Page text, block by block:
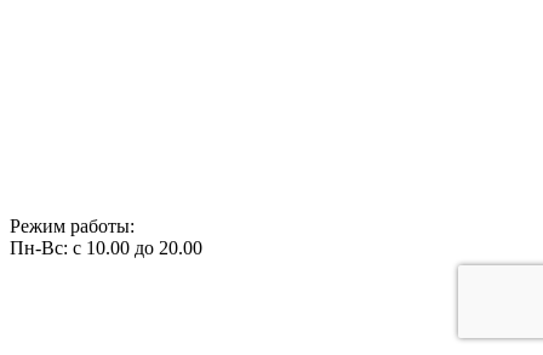
Режим работы:
Пн-Вс: с 10.00 до 20.00